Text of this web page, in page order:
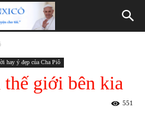
hay ý đẹp của Cha Piô
thế giới bên kia
551